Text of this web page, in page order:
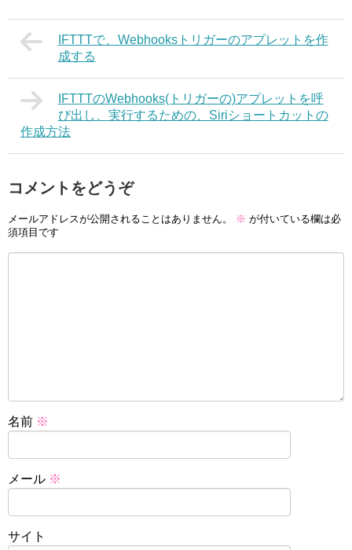
IFTTTで、Webhooksトリガーのアプレットを作
成する
IFTTTのWebhooks(トリガーの)アプレットを呼
び出し、実行するための、Siriショートカットの
作成方法
コメントをどうぞ
メールアドレスが公開されることはありません。 ※ が付いている欄は必
須項目です
名前 ※
メール ※
サイト